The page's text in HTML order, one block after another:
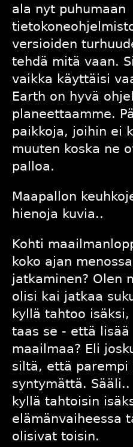
ala nyt puhumaan
versioiden
tehdä mitä vaan.
vaikka käyttäisi
Earth on hyvä
planeettaamme.
paikkoja, joihin ei
muuten koska ne
palloa.
Maapallon
hienoja kuvia..
Kohti
koko ajan
jatkaminen? Olen
olisi kai jatkaa
kyllä tahtoo
taas se - että
maailmaa? Eli
siltä, että parempi
syntymättä.
kyllä tahtoisin
elämänvaiheessa
olisivat toisin.